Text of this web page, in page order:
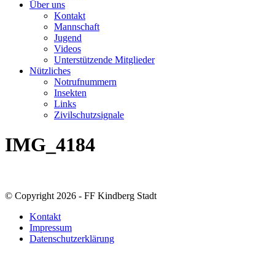
Über uns
Kontakt
Mannschaft
Jugend
Videos
Unterstützende Mitglieder
Nützliches
Notrufnummern
Insekten
Links
Zivilschutzsignale
IMG_4184
© Copyright 2026 - FF Kindberg Stadt
Kontakt
Impressum
Datenschutzerklärung